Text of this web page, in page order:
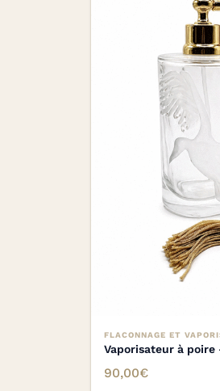
FLACONNAGE ET
Vaporisateur à poire
90,00€